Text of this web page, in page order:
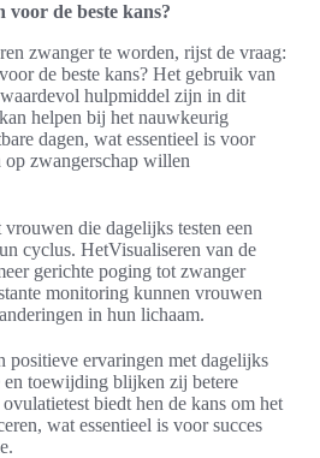
voor de beste kans?
zwanger te worden, rijst de vraag:
de beste kans? Het gebruik van
hulpmiddel zijn in dit
helpen bij het nauwkeurig
dagen, wat essentieel is voor
zwangerschap willen
die dagelijks testen een
cyclus. HetVisualiseren van de
gerichte poging tot zwanger
monitoring kunnen vrouwen
in hun lichaam.
positieve ervaringen met dagelijks
en toewijding blijken zij betere
biedt hen de kans om het
wat essentieel is voor succes